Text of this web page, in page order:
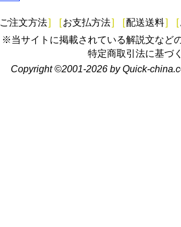
ご注文方法] [お支払方法] [配送送料] [
※当サイトに掲載されている解説文など
特定商取引法に基づ
Copyright ©2001-2026 by Quick-